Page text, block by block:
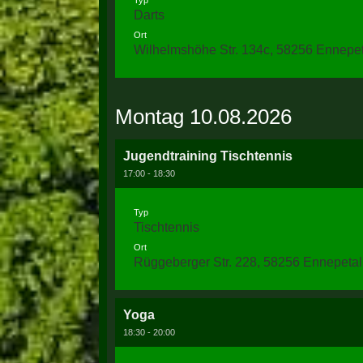
Darts
Ort
Wilhelmshöhe Str. 134c, 58256
Montag 10.08.2026
Jugendtraining Tischtennis
17:00 - 18:30
Typ
Tischtennis
Ort
Rüggeberger Str. 228, 58256 Ennepetal
Yoga
18:30 - 20:00